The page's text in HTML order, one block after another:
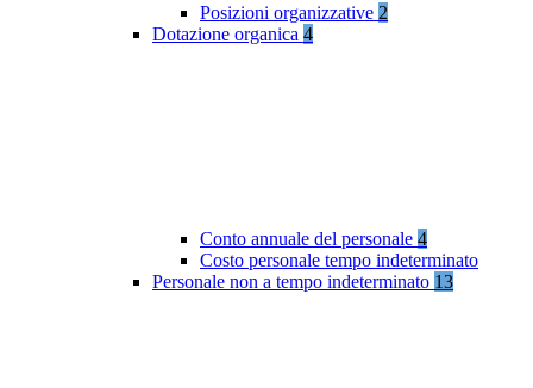
Posizioni organizzative 2
Dotazione organica 4
Conto annuale del personale 4
Costo personale tempo indeterminato
Personale non a tempo indeterminato 13